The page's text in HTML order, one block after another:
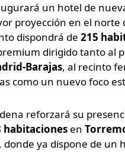
un hotel de
proyección en el
dispondrá de 215
dirigido tanto al
Barajas, al recinto
como un nuevo foco
reforzará su
habitacionesen
ya dispone de un